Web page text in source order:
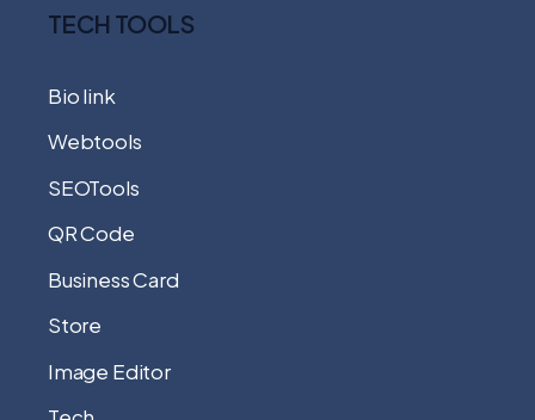
TECH TOOLS
Bio link
Webtools
SEOTools
QR Code
Business Card
Store
Image Editor